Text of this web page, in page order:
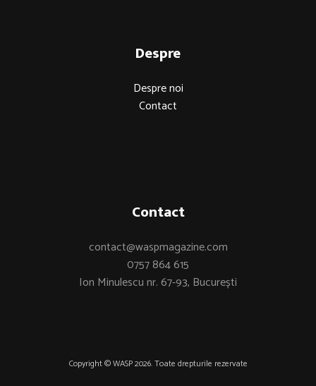
Despre
Despre noi
Contact
Contact
contact@waspmagazine.com
0757 864 615
Ion Minulescu nr. 67-93, București
Copyright © WASP 2026. Toate drepturile rezervate